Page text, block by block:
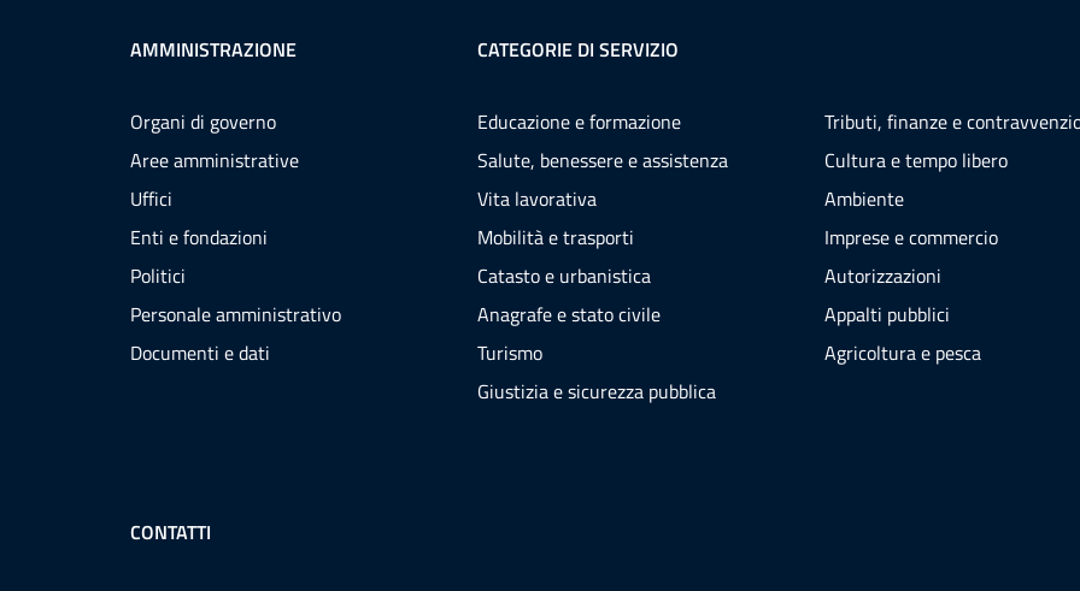
AMMINISTRAZIONE
Organi di governo
Aree amministrative
Uffici
Enti e fondazioni
Politici
Personale amministrativo
Documenti e dati
CATEGORIE DI SERVIZIO
Educazione e formazione
Salute, benessere e assistenza
Vita lavorativa
Mobilità e trasporti
Catasto e urbanistica
Anagrafe e stato civile
Turismo
Giustizia e sicurezza pubblica
Tributi, finanze e
Cultura e tempo libero
Ambiente
Imprese e commercio
Autorizzazioni
Appalti pubblici
Agricoltura e pesca
CONTATTI